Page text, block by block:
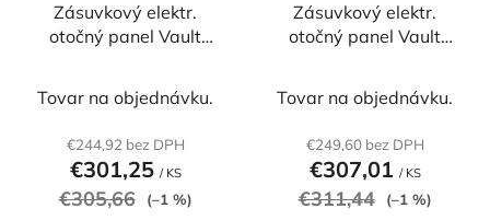
Zásuvkový elektr.
otočný panel Vault
Tovar na objednávku.
€244,92 bez DPH
€301,25 / KS
€305,66 (–1 %)
Zásuvkový elektr.
otočný panel Vault
Tovar na objednávku.
€249,60 bez DPH
€307,01 / KS
€311,44 (–1 %)